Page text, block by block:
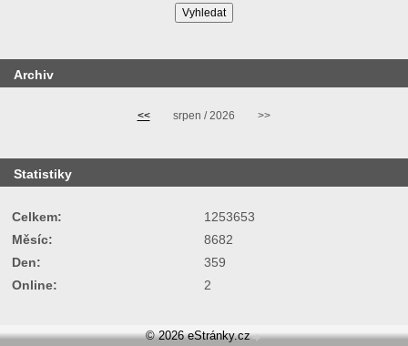
Archiv
<< srpen / 2026 >>
Statistiky
Online: 2
Celkem:
1253653
Měsíc:
8682
Den:
359
© 2026 eStránky.cz